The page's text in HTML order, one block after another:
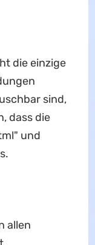
die einzige
sind,
dass die
und
allen